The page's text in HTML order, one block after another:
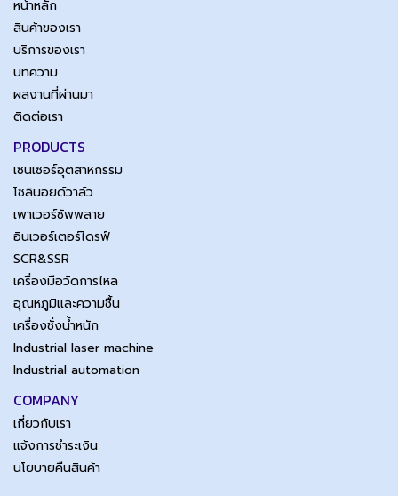
หน้าหลัก
สินค้าของเรา
บริการของเรา
บทความ
ผลงานที่ผ่านมา
ติดต่อเรา
PRODUCTS
เซนเซอร์อุตสาหกรรม
โซลินอยด์วาล์ว
เพาเวอร์ซัพพลาย
อินเวอร์เตอร์ไดรฟ์
SCR&SSR
เครื่องมือวัดการไหล
อุณหภูมิและความชื้น
เครื่องชั่งน้ำหนัก
Industrial laser machine
Industrial automation
COMPANY
เกี่ยวกับเรา
แจ้งการชำระเงิน
นโยบายคืนสินค้า